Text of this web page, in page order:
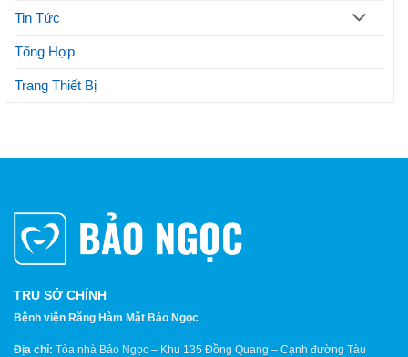
Tin Tức
Tổng Hợp
Trang Thiết Bị
TRỤ SỞ CHÍNH
Bệnh viện Răng Hàm Mặt Bảo Ngọc
Địa chỉ: Tòa nhà Bảo Ngọc – Khu 135 Đồng Quang – Cạnh đường Tàu